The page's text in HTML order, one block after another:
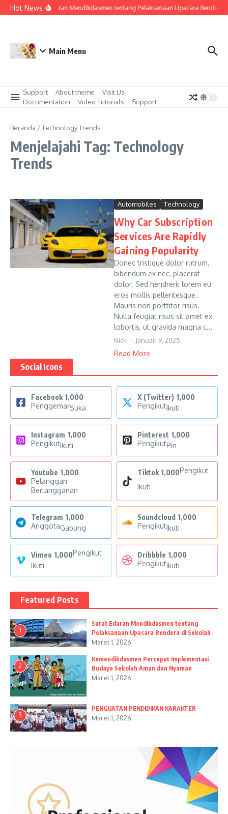
Lewati ke konten
Hot NewsSurat Edaran Mendikdasmen tentang Pelaksanaan Upacara Bendera
Main Menu
Support About theme
Visit Us
Documentation
Video Tutorials Support
Beranda /Technology Trends
Menjelajahi Tag: Technology
Trends
Automobiles Technology
Why Car Subscription
Services Are Rapidly
Gaining Popularity
Donec tristique dolor rutrum,
bibendum ex nec, placerat
dolor. Sed hendrerit lorem eu
eros mollis pellentesque.
Mauris non porttitor risus.
Nulla feugiat risus sit amet ex
lobortis, ut gravida magna c...
Nick Januari 9, 2025
Read More
Social Icons
Facebook 1,000
PenggemarSuka
X (Twitter) 1,000
PengikutIkuti
Instagram 1,000
PengikutIkuti
Pinterest 1,000
PengikutPin
Youtube 1,000
Pelanggan
Berlangganan
Tiktok 1,000Pengikut
Ikuti
Telegram 1,000
AnggotaGabung
Soundcloud 1,000
PengikutIkuti
Vimeo 1,000Pengikut
Ikuti
Dribbble 1,000
PengikutIkuti
Featured Posts
1
Surat Edaran Mendikdasmen tentang
Pelaksanaan Upacara Bendera di Sekolah
Maret 1, 2026
2
Kemendikdasmen Percepat Implementasi
Budaya Sekolah Aman dan Nyaman
Maret 1, 2026
3
PENGUATAN PENDIDIKAN KARAKTER
Maret 1, 2026